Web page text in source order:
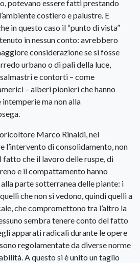
potevano essere fatti prestando
costiero e palustre. E
in questo caso il “punto di vista”
in nessun conto: avrebbero
considerazione se si fosse
urbano o di pali della luce,
e contorti – come
– alberi pionieri che hanno
ma non alla
Marco Rinaldi, nel
di consolidamento, non
che il lavoro delle ruspe, di
e il compattamento hanno
parte sotterranea delle piante: i
che non si vedono, quindi quelli a
che compromettono tra l’altro la
sembra tenere conto del fatto
apparati radicali durante le opere
regolamentate da diverse norme
A questo si è unito un taglio